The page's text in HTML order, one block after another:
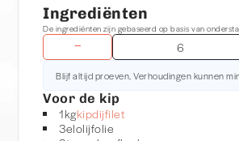
citroen het gerecht fris
houdt.
De eerste hap zegt eigenlijk alles. Malse
randje van de plancha, gevolgd door de
saus. Dan komt ineens de crunch van de
voorbij en precies op het moment dat het
zorgt de gegrilde citroen weer voor
Ingrediënten
De ingrediënten zijn gebaseerd op basis van
−
Blijf altijd proeven. Verhoudingen kunnen
Voor de kip
1kgkipdijfilet
3elolijfolie